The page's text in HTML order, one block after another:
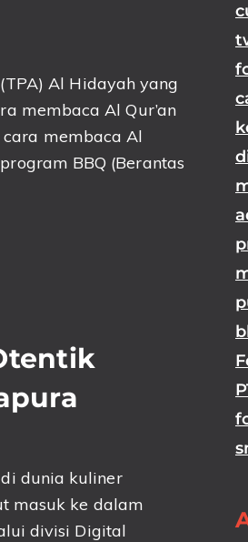
Al Hidayah yang
membaca Al Qur’an
membaca Al
BBQ (Berantas
dunia kuliner
masuk ke dalam
divisi Digital